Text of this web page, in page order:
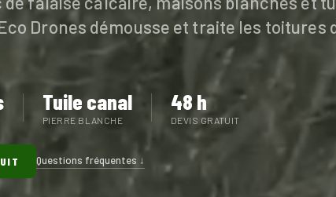
Drones démousse et traite les
Tuile canal
PIERRE BLANCHE
48 h
DEVIS GRATUIT
Questions fréquentes ↓